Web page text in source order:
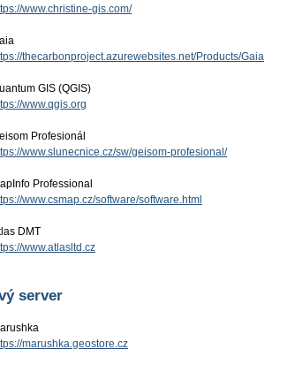
www.christine-gis.com/
thecarbonproject.azurewebsites.net/Products/Gaia
GIS (QGIS)
www.qgis.org
Profesionál
www.slunecnice.cz/sw/geisom-profesional/
Professional
www.csmap.cz/software/software.html
DMT
www.atlasltd.cz
server
marushka.geostore.cz